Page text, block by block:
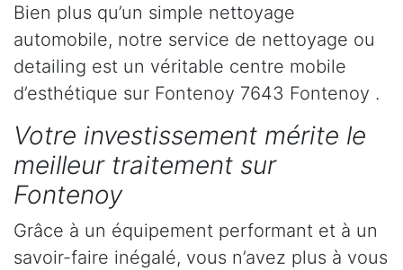
Bien plus qu’un simple nettoyage
automobile, notre service de nettoyage ou
detailing est un véritable centre mobile
d’esthétique sur Fontenoy 7643 Fontenoy .
Votre investissement mérite le
meilleur traitement sur
Fontenoy
Grâce à un équipement performant et à un
savoir-faire inégalé, vous n’avez plus à vous